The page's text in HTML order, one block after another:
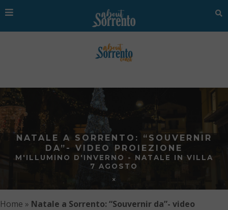
NATALE A SORRENTO: “SOUVERNIR
DA”- VIDEO PROIEZIONE
M'ILLUMINO D'INVERNO - NATALE IN VILLA
7 AGOSTO
Home » Natale a Sorrento: “Souvernir da”- video